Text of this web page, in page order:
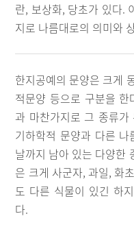
란, 보상화, 당초가 있다.
지로 나름대로의 의미와
한지공예의 문양은 크게
적문양 등으로 구분을
과 마찬가지로 그 종류
기하학적 문양과 다른
날까지 남아 있는 다양한
은 크게 사군자, 과일, 화
도 다른 식물이 있긴 하
다.